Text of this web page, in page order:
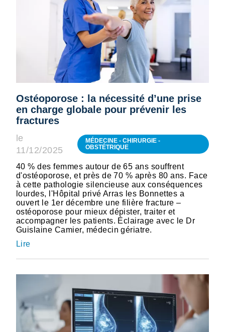
Ostéoporose : la nécessité d’une prise
en charge globale pour prévenir les
fractures
le
11/12/2025
MÉDECINE - CHIRURGIE -
OBSTÉTRIQUE
40 % des femmes autour de 65 ans souffrent
d'ostéoporose, et près de 70 % après 80 ans. Face
à cette pathologie silencieuse aux conséquences
lourdes, l'Hôpital privé Arras les Bonnettes a
ouvert le 1er décembre une filière fracture –
ostéoporose pour mieux dépister, traiter et
accompagner les patients. Éclairage avec le Dr
Guislaine Camier, médecin gériatre.
Lire